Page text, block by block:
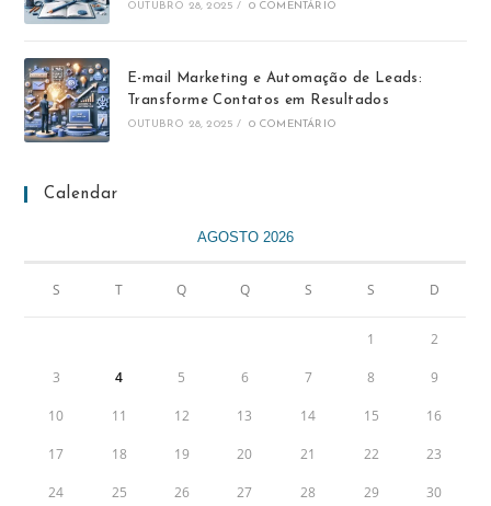
OUTUBRO 28, 2025 / 0 COMENTÁRIO
E-mail Marketing e Automação de Leads:
Transforme Contatos em Resultados
OUTUBRO 28, 2025 / 0 COMENTÁRIO
Calendar
AGOSTO 2026
S T Q Q S S D
1 2
3 4 5 6 7 8 9
10 11 12 13 14 15 16
17 18 19 20 21 22 23
24 25 26 27 28 29 30